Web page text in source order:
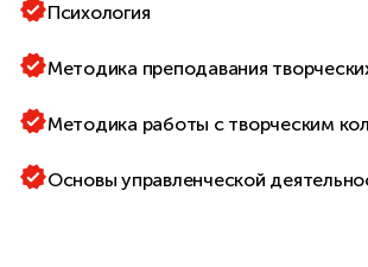
Психология
Методика преподавания
Методика работы с творческим
Основы управленческой